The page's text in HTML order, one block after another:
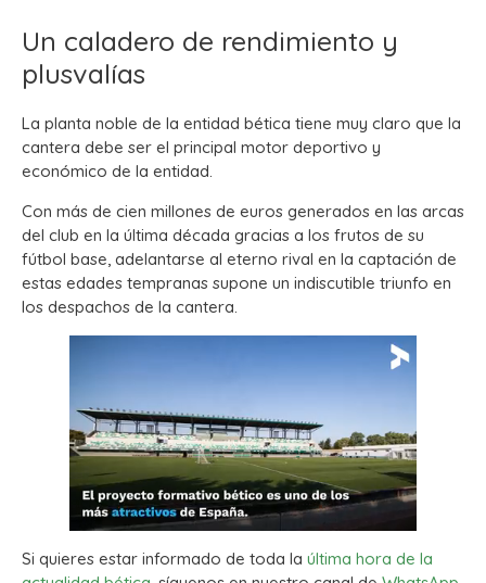
Un caladero de rendimiento y
plusvalías
La planta noble de la entidad bética tiene muy claro que la
cantera debe ser el principal motor deportivo y
económico de la entidad.
Con más de cien millones de euros generados en las arcas
del club en la última década gracias a los frutos de su
fútbol base, adelantarse al eterno rival en la captación de
estas edades tempranas supone un indiscutible triunfo en
los despachos de la cantera.
Si quieres estar informado de toda la última hora de la